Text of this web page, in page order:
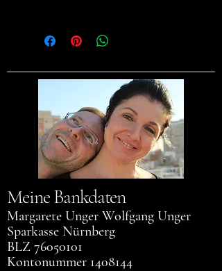
Meine Bankdaten
Margarete Unger Wolfgang Unger
Sparkasse Nürnberg
BLZ 76050101
Kontonummer 1408144